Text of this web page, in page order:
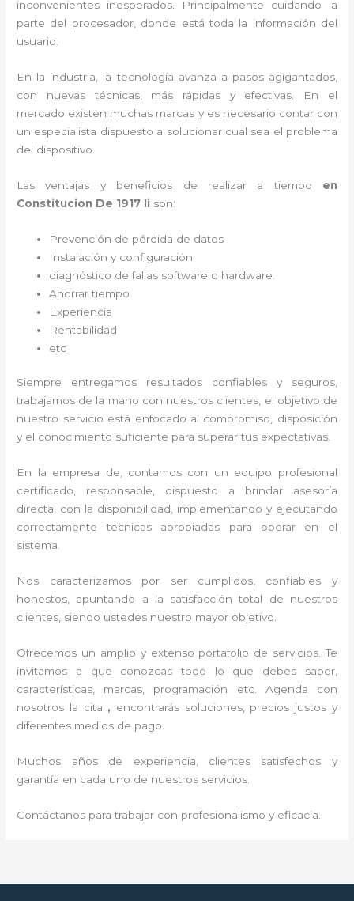
inconvenientes inesperados. Principalmente cuidando la
parte del procesador, donde está toda la información del
usuario.
En la industria, la tecnología avanza a pasos agigantados,
con nuevas técnicas, más rápidas y efectivas . En el
mercado existen muchas marcas y es necesario contar con
un especialista dispuesto a solucionar cual sea el problema
del dispositivo.
Las ventajas y beneficios de realizar a tiempo en
Constitucion De 1917 Ii son:
Prevención de pérdida de datos
Instalación y configuración
diagnóstico de fallas software o hardware
Ahorrar tiempo
Experiencia
Rentabilidad
etc
Siempre entregamos resultados confiables y seguros,
trabajamos de la mano con nuestros clientes, el objetivo de
nuestro servicio está enfocado al compromiso, disposición
y el conocimiento suficiente para superar tus expectativas.
En la empresa de , contamos con un equipo profesional
certificado, responsable, dispuesto a brindar asesoría
directa, con la disponibilidad, implementando y ejecutando
correctamente técnicas apropiadas para operar en el
sistema.
Nos caracterizamos por ser cumplidos, confiables y
honestos, apuntando a la satisfacción total de nuestros
clientes, siendo ustedes nuestro mayor objetivo.
Ofrecemos un amplio y extenso portafolio de servicios. Te
invitamos a que conozcas todo lo que debes saber,
características, marcas, programación etc. Agenda con
nosotros la cita , encontrarás soluciones, precios justos y
diferentes medios de pago.
Muchos años de experiencia, clientes satisfechos y
garantía en cada uno de nuestros servicios.
Contáctanos para trabajar con profesionalismo y eficacia.